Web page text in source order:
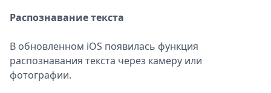
Распознавание текста
В обновленном iOS появилась функция
распознавания текста через камеру или
фотографии.